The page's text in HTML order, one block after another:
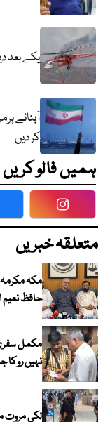
یکے بعد دیگرے 2 ہیلی کاپٹر گر
کر دیں
ہمیں فالو کریں
متعلقہ خبریں
مکہ
حافظ نعیم
مکمل
نہیں روکا
لکی مروت